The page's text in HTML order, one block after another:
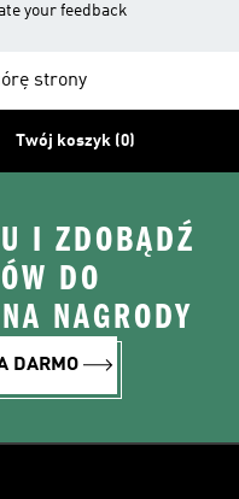
your feedback
strony
Twój koszyk (0)
I ZDOBĄDŹ
DO
NAGRODY
DARMO